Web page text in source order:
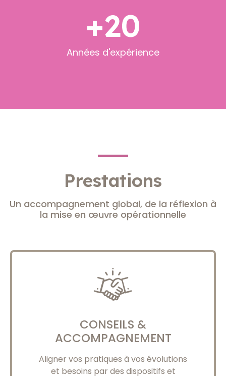
Années d'expérience
+20
Prestations
Un accompagnement global, de la réflexion à
la mise en œuvre opérationnelle
CONSEILS &
ACCOMPAGNEMENT
Aligner vos pratiques à vos évolutions
et besoins par des dispositifs et